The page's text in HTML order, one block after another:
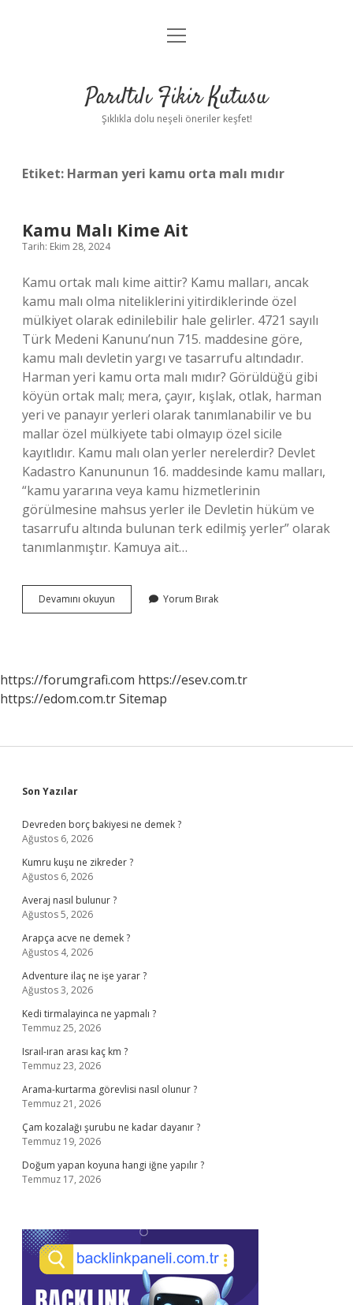
Anasayfa
Yasal Uyarı
menüyü
Parıltılı Fikir Kutusu
Şıklıkla dolu neşeli öneriler keşfet!
Etiket: Harman yeri kamu orta malı mıdır
Kamu Malı Kime Ait
Tarih: Ekim 28, 2024
Kamu ortak malı kime aittir? Kamu malları, ancak
kamu malı olma niteliklerini yitirdiklerinde özel
mülkiyet olarak edinilebilir hale gelirler. 4721 sayılı
Türk Medeni Kanunu’nun 715. maddesine göre,
kamu malı devletin yargı ve tasarrufu altındadır.
Harman yeri kamu orta malı mıdır? Görüldüğü gibi
köyün ortak malı; mera, çayır, kışlak, otlak, harman
yeri ve panayır yerleri olarak tanımlanabilir ve bu
mallar özel mülkiyete tabi olmayıp özel sicile
kayıtlıdır. Kamu malı olan yerler nerelerdir? Devlet
Kadastro Kanununun 16. maddesinde kamu malları,
“kamu yararına veya kamu hizmetlerinin
görülmesine mahsus yerler ile Devletin hüküm ve
tasarrufu altında bulunan terk edilmiş yerler” olarak
tanımlanmıştır. Kamuya ait…
Devamını okuyun
Malı
Yorum Bırak
https://forumgrafi.com https://esev.com.tr
https://edom.com.trSitemap
Sidebar
Son Yazılar
Devreden borç bakiyesi ne demek ?
Ağustos 6, 2026
Kumru kuşu ne zikreder ?
Ağustos 6, 2026
Averaj nasıl bulunur ?
Ağustos 5, 2026
Arapça acve ne demek ?
Ağustos 4, 2026
Adventure ilaç ne işe yarar ?
Ağustos 3, 2026
Kedi tirmalayinca ne yapmalı ?
Temmuz 25, 2026
Israıl-ıran arası kaç km ?
Temmuz 23, 2026
Arama-kurtarma görevlisi nasıl olunur ?
Temmuz 21, 2026
Çam kozalağı şurubu ne kadar dayanır ?
Temmuz 19, 2026
Doğum yapan koyuna hangi iğne yapılır ?
Temmuz 17, 2026